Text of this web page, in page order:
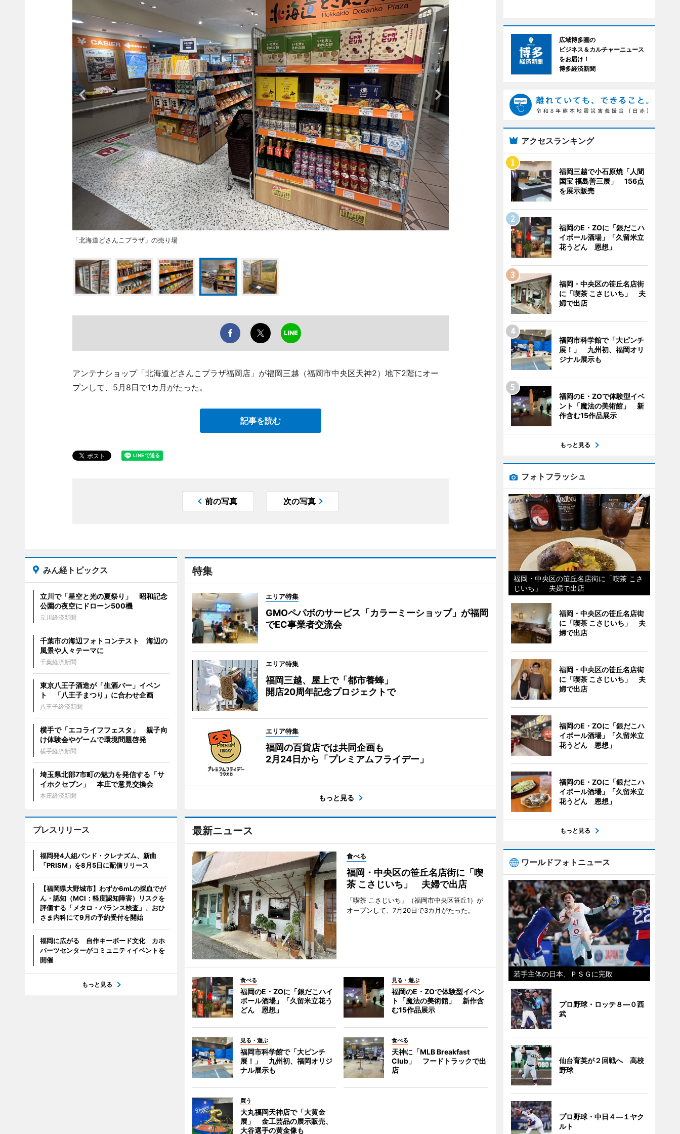
「北海道どさんこプラザ」の売り場
アンテナショップ「北海道どさんこプラザ福岡店」が福岡三越（福岡市中央区天神2）地下2階にオー
プンして、5月8日で1カ月がたった。
記事を読む
前の写真 次の写真
特集
エリア特集
GMOペパボのサービス「カラーミーショップ」が福岡
でEC事業者交流会
エリア特集
福岡三越、屋上で「都市養蜂」
開店20周年記念プロジェクトで
エリア特集
福岡の百貨店では共同企画も
2月24日から「プレミアムフライデー」
もっと見る
最新ニュース
食べる
福岡・中央区の笹丘名店街に「喫
茶 こさじいち」 夫婦で出店
「喫茶 こさじいち」（福岡市中央区笹丘1）が
オープンして、7月20日で3カ月がたった。
食べる
福岡のE・ZOに「銀だこハイ
ボール酒場」「久留米立花う
どん 恩想」
見る・遊ぶ
福岡のE・ZOで体験型イベン
ト「魔法の美術館」 新作含
む15作品展示
見る・遊ぶ
福岡市科学館で「大ピンチ
展！」 九州初、福岡オリジ
ナル展示も
食べる
天神に「MLB Breakfast
Club」 フードトラックで出
店
買う
大丸福岡天神店で「大黄金
展」 金工芸品の展示販売、
大谷選手の黄金像も
みん経トピックス
立川で「星空と光の夏祭り」 昭和記念
公園の夜空にドローン500機
立川経済新聞
千葉市の海辺フォトコンテスト 海辺の
風景や人々テーマに
千葉経済新聞
東京八王子酒造が「生酒バー」イベン
ト 「八王子まつり」に合わせ企画
八王子経済新聞
横手で「エコライフフェスタ」 親子向
け体験会やゲームで環境問題啓発
横手経済新聞
埼玉県北部7市町の魅力を発信する「サ
イホクセブン」 本庄で意見交換会
本庄経済新聞
プレスリリース
福岡発4人組バンド・クレナズム、新曲
「PRISM」を8月5日に配信リリース
【福岡県大野城市】わずか6mLの採血でが
ん・認知（MCI：軽度認知障害）リスクを
評価する「メタロ・バランス検査」、おひ
さま内科にて9月の予約受付を開始
福岡に広がる 自作キーボード文化 カホ
パーツセンターがコミュニティイベントを
開催
もっと見る
広域博多圏の
ビジネス＆カルチャーニュース
をお届け！
博多経済新聞
アクセスランキング
福岡三越で小石原焼「人間
国宝 福島善三展」 156点
を展示販売
福岡のE・ZOに「銀だこハ
イボール酒場」「久留米立
花うどん 恩想」
福岡・中央区の笹丘名店街
に「喫茶 こさじいち」 夫
婦で出店
福岡市科学館で「大ピンチ
展！」 九州初、福岡オリ
ジナル展示も
福岡のE・ZOで体験型イベ
ント「魔法の美術館」 新
作含む15作品展示
もっと見る
フォトフラッシュ
福岡・中央区の笹丘名店街に「喫茶 こさ
じいち」 夫婦で出店
福岡・中央区の笹丘名店街
に「喫茶 こさじいち」 夫
婦で出店
福岡・中央区の笹丘名店街
に「喫茶 こさじいち」 夫
婦で出店
福岡のE・ZOに「銀だこハ
イボール酒場」「久留米立
花うどん 恩想」
福岡のE・ZOに「銀だこハ
イボール酒場」「久留米立
花うどん 恩想」
もっと見る
ワールドフォトニュース
若手主体の日本、ＰＳＧに完敗
プロ野球・ロッテ８―０西
武
仙台育英が２回戦へ 高校
野球
プロ野球・中日４―１ヤク
ルト